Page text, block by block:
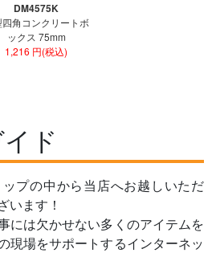
DM4575K
四角コンクリートボ
ックス 75mm
1,216 円(税込)
ド
プの中から当店へお越しいただ
います！
には欠かせない多くのアイテムを
現場をサポートするインターネッ